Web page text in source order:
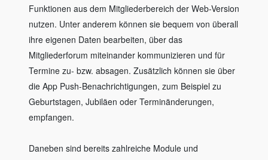
Funktionen aus dem Mitgliederbereich der Web-Version
nutzen. Unter anderem können sie bequem von überall
ihre eigenen Daten bearbeiten, über das
Mitgliederforum miteinander kommunizieren und für
Termine zu- bzw. absagen. Zusätzlich können sie über
die App Push-Benachrichtigungen, zum Beispiel zu
Geburtstagen, Jubiläen oder Terminänderungen,
empfangen.
Daneben sind bereits zahlreiche Module und